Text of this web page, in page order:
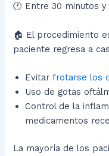
🕐 Entre 30 minutos
🏠 El procedimiento
paciente regresa a
Evitarfrotarse los
Uso de gotas
Control de la
medicamentos
La mayoría de los